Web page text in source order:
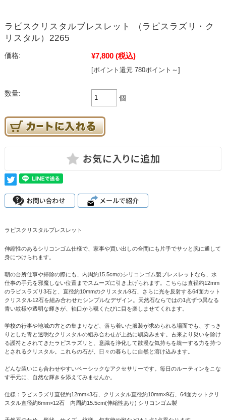
ラピスクリスタルブレスレット （ラピスラズリ・ク
リスタル）2265
価格: ¥7,800 (税込)
[ポイント還元 780ポイント～]
数量:
個
ラピスクリスタルブレスレット
伸縮性のあるシリコンゴム仕様で、家事や買い出しの合間にも片手でサッと腕に通して
身につけられます。
朝の台所仕事や掃除の際にも、内周約15.5cmのシリコンゴム製ブレスレットなら、水
仕事の手元を邪魔しない位置までスムーズに引き上げられます。こちらは直径約12mm
のラピスラズリ3石と、直径約10mmのクリスタル9石、さらに光を反射する64面カット
クリスタル12石を組み合わせたシンプルなデザイン。天然石ならではの1点ずつ異なる
青い紋様や透明な輝きが、袖口から覗くたびに目を楽しませてくれます。
学校の行事や地域の方との集まりなど、落ち着いた服装が求められる場面でも、すっき
りとした青と透明なクリスタルの組み合わせが上品に馴染みます。古来より災いを除け
る護符とされてきたラピスラズリと、意識を浄化して散漫な気持ちを統一する力を持つ
とされるクリスタル。これらの石が、日々の暮らしに自然と溶け込みます。
どんな装いにも合わせやすいベーシックなアクセサリーです。毎日のルーティンをこな
す手元に、自然な輝きを添えてみませんか。
仕様：ラピスラズリ直径約12mm×3石、クリスタル直径約10mm×9石、64面カットクリ
スタル直径約6mm×12石 内周約15.5cm(伸縮性あり) シリコンゴム製